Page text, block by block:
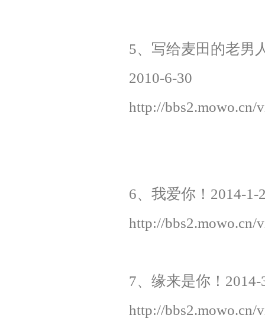
5、写给麦田的老男
2010-6-30
http://bbs2.mowo.cn/
6、我爱你！ 2014-1-
http://bbs2.mowo.cn/
7、缘来是你！ 2014-
http://bbs2.mowo.cn/